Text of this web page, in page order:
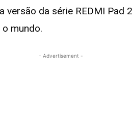
versão da série REDMI Pad
mundo.
- Advertisement -